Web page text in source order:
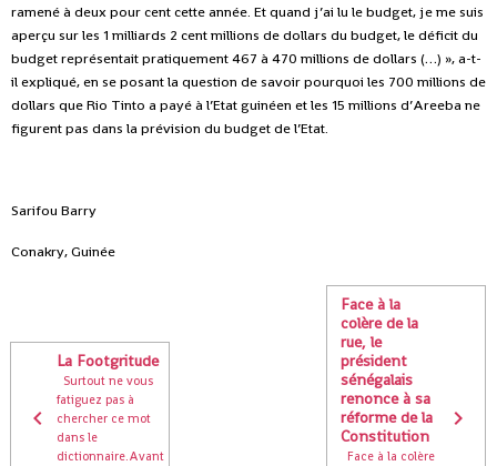
ramené à deux pour cent cette année. Et quand j’ai lu le budget, je me suis
aperçu sur les 1 milliards 2 cent millions de dollars du budget, le déficit du
budget représentait pratiquement 467 à 470 millions de dollars (…) », a-t-
il expliqué, en se posant la question de savoir pourquoi les 700 millions de
dollars que Rio Tinto a payé à l’Etat guinéen et les 15 millions d’Areeba ne
figurent pas dans la prévision du budget de l’Etat.
Sarifou Barry
Conakry, Guinée
La Footgritude
Surtout ne vous
fatiguez pas à
chercher ce mot
dans le
dictionnaire.Avant
Face à la
colère de la
rue, le
président
sénégalais
renonce à sa
réforme de la
Constitution
Face à la colère